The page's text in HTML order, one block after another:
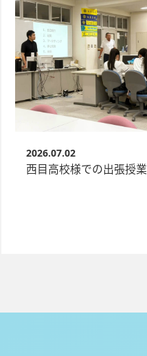
西目高校様での出張授業
2026.07.02